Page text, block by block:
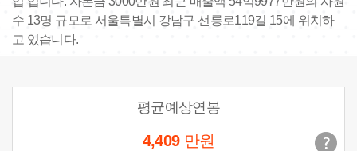
수 13명 규모로 서울특별시 강남구 선릉로119길 15에 위치하
고 있습니다.
평균예상연봉
4,409 만원